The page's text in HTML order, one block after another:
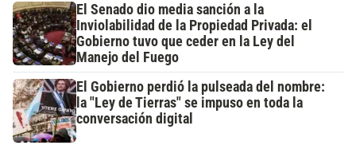
El Senado dio media sanción a la
Inviolabilidad de la Propiedad Privada: el
Gobierno tuvo que ceder en la Ley del
Manejo del Fuego
El Gobierno perdió la pulseada del nombre:
la "Ley de Tierras" se impuso en toda la
conversación digital